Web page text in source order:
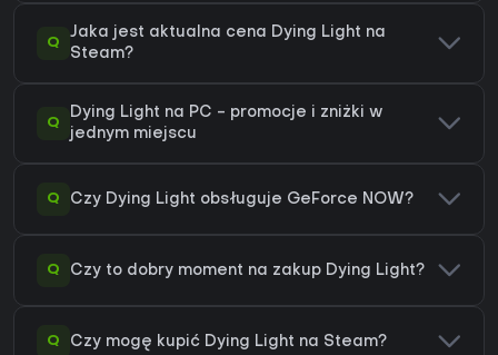
Q
Jaka jest aktualna cena Dying Light na
Steam?
Q
Dying Light na PC - promocje i zniżki w
jednym miejscu
Q Czy Dying Light obsługuje GeForce NOW?
Q Czy to dobry moment na zakup Dying Light?
Q Czy mogę kupić Dying Light na Steam?